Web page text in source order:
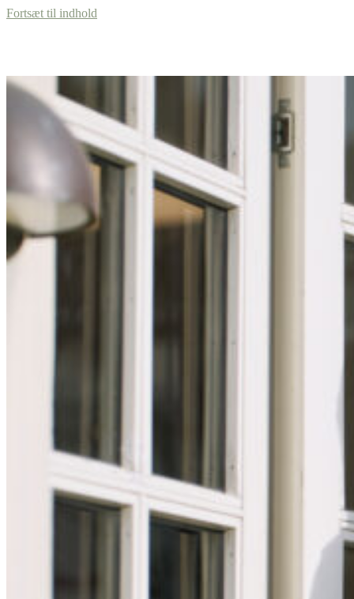
Fortsæt til indhold
Specialer
Personer
Referencer
Kontakt